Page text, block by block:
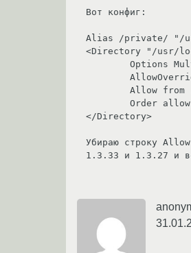
Вот конфиг:
Alias /private/ "/
<Directory "/usr/
</Directory>
Убираю строку
1.3.33 и 1.3.27 и